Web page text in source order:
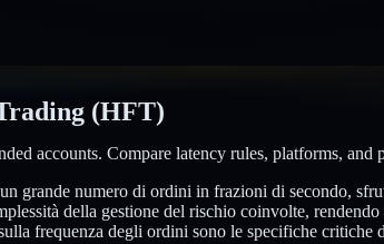
(HFT)
accounts. Compare latency rules, platforms, and
numero di ordini in frazioni di secondo,
della gestione del rischio coinvolte,
frequenza degli ordini sono le specifiche critiche